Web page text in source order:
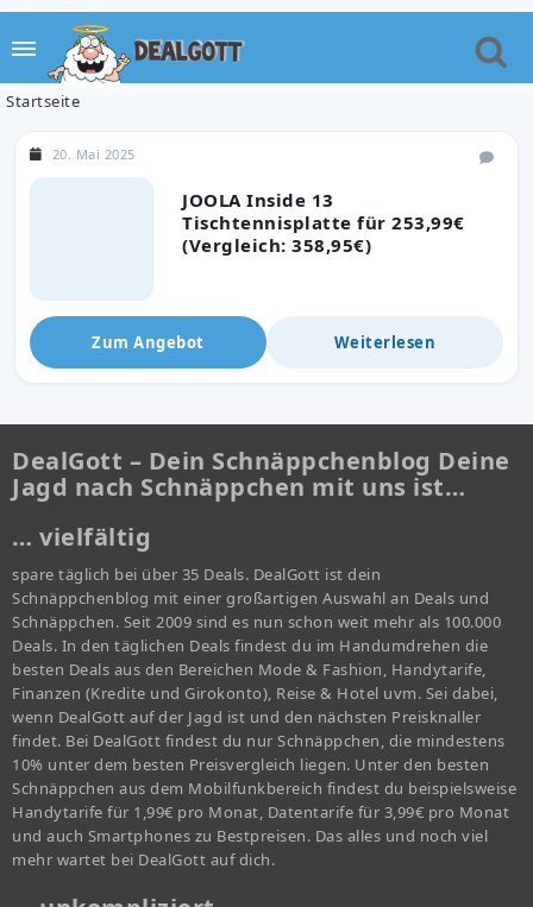
Startseite
JOOLA Inside 13
Tischtennisplatte für 253,99€
(Vergleich: 358,95€)
20. Mai 2025
Zum Angebot Weiterlesen
DealGott – Dein Schnäppchenblog Deine
Jagd nach Schnäppchen mit uns ist…
… vielfältig
spare täglich bei über 35 Deals. DealGott ist dein
Schnäppchenblog mit einer großartigen Auswahl an Deals und
Schnäppchen. Seit 2009 sind es nun schon weit mehr als 100.000
Deals. In den täglichen Deals findest du im Handumdrehen die
besten Deals aus den Bereichen Mode & Fashion, Handytarife,
Finanzen (Kredite und Girokonto), Reise & Hotel uvm. Sei dabei,
wenn DealGott auf der Jagd ist und den nächsten Preisknaller
findet. Bei DealGott findest du nur Schnäppchen, die mindestens
10% unter dem besten Preisvergleich liegen. Unter den besten
Schnäppchen aus dem Mobilfunkbereich findest du beispielsweise
Handytarife für 1,99€ pro Monat, Datentarife für 3,99€ pro Monat
und auch Smartphones zu Bestpreisen. Das alles und noch viel
mehr wartet bei DealGott auf dich.